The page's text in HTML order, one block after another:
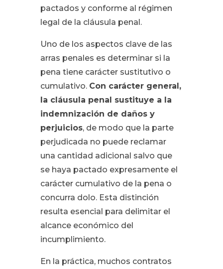
pactados y conforme al régimen
legal de la cláusula penal.
Uno de los aspectos clave de las
arras penales es determinar si la
pena tiene carácter sustitutivo o
cumulativo. Con carácter general,
la cláusula penal sustituye a la
indemnización de daños y
perjuicios, de modo que la parte
perjudicada no puede reclamar
una cantidad adicional salvo que
se haya pactado expresamente el
carácter cumulativo de la pena o
concurra dolo. Esta distinción
resulta esencial para delimitar el
alcance económico del
incumplimiento.
En la práctica, muchos contratos